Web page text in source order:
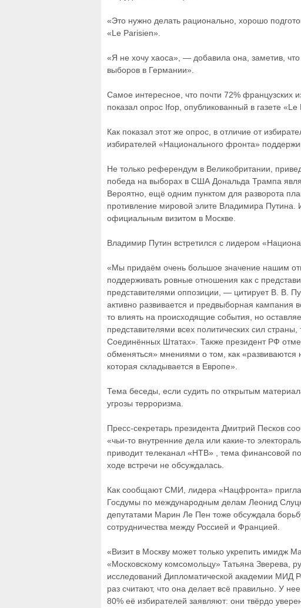
«Это нужно делать рационально, хорошо
«Le Parisien».
«Я не хочу хаоса», — добавила она, заметив,
выборов в Германии».
Самое интересное, что почти 72% французских
показал опрос Ifop, опубликованный в газете «Le
Как показал этот же опрос, в отличие от
избирателей «Национального фронта»
Не только референдум в Великобритании,
победа на выборах в США Дональда Трампа
Вероятно, ещё одним пунктом для разворота
противление мировой элите Владимира
официальным визитом в Москве.
Владимир Путин встретился с лидером
«Мы придаём очень большое значение нашим
поддерживать ровные отношения как с
представителями оппозиции, — цитирует В. В.
активно развивается и предвыборная
то влиять на происходящие события, но
представителями всех политических сил
Соединённых Штатах». Также президент РФ
обменяться» мнениями о том, как «развиваются
которая складывается в Европе».
Тема беседы, если судить по открытым
угрозы терроризма.
Пресс-секретарь президента Дмитрий Песков
«чьи-то внутренние дела или какие-то
приводит телеканал «НТВ» , тема финансовой
ходе встречи не обсуждалась.
Как сообщают СМИ, лидера «Нацфронта»
Госдумы по международным делам Леонид
депутатами Марин Ле Пен тоже обсуждала
сотрудничества между Россией и Францией.
«Визит в Москву может только укрепить имидж
«Московскому комсомольцу» Татьяна Зверева,
исследований Дипломатической академии МИД
раз считают, что она делает всё правильно. У
80% её избирателей заявляют: они твёрдо